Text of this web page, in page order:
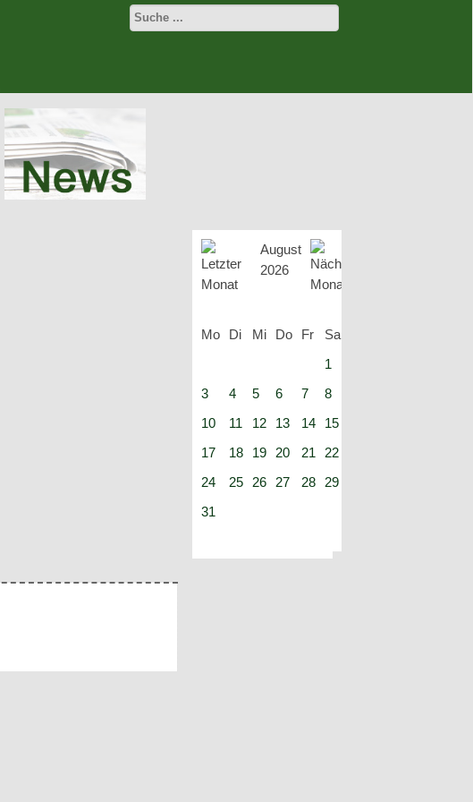
August
2026
Mo Di Mi Do Fr Sa
1
3
4 5 6 7 8
10
11 12 13 14 15
17
18 19 20 21 22
24
25 26 27 28 29
31